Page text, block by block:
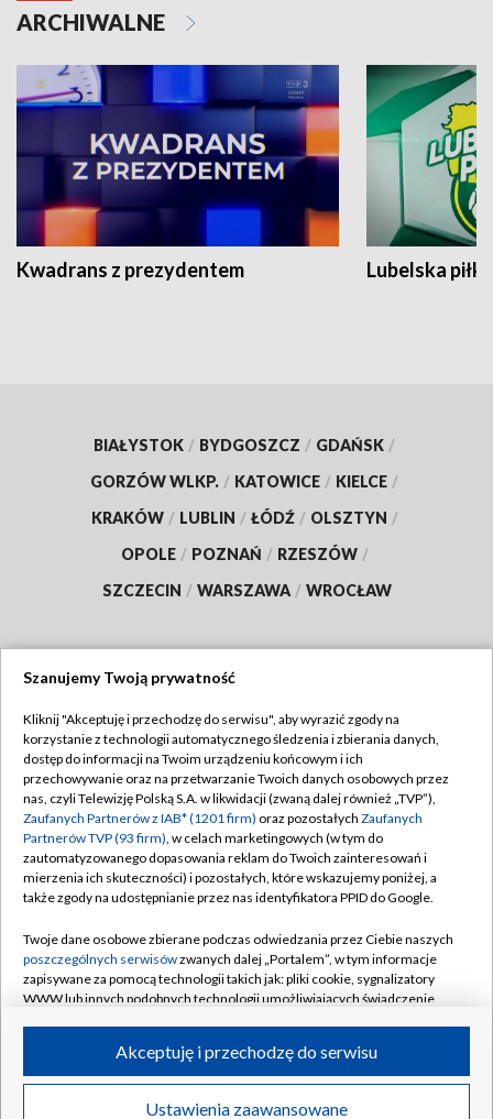
ARCHIWALNE
Kwadrans z prezydentem Lubelska piłka
BIAŁYSTOK / BYDGOSZCZ / GDAŃSK /
GORZÓW WLKP. / KATOWICE / KIELCE /
KRAKÓW / LUBLIN / ŁÓDŹ / OLSZTYN /
OPOLE / POZNAŃ / RZESZÓW /
SZCZECIN / WARSZAWA / WROCŁAW
TVP
Abonament TVP
Emisja w TVP
Centrum informacji TVP
Naziemna Telewizja Cyfrowa
Rada Programowa
System NOS
Informacje o nadawcy
Program dla prasy
Regulamin TVP
Polityka prywatności
Moje zgody
Pomoc
Kontakt
Kanały
©2026 Telewizja Polska S.A. w likwidacji
Szanujemy Twoją prywatność
Kliknij "Akceptuję i przechodzę do serwisu", aby wyrazić zgody na
korzystanie z technologii automatycznego śledzenia i zbierania danych,
dostęp do informacji na Twoim urządzeniu końcowym i ich
przechowywanie oraz na przetwarzanie Twoich danych osobowych przez
nas, czyli Telewizję Polską S.A. w likwidacji (zwaną dalej również „TVP”),
Zaufanych Partnerów z IAB* (1201 firm) oraz pozostałych Zaufanych
Partnerów TVP (93 firm), w celach marketingowych (w tym do
zautomatyzowanego dopasowania reklam do Twoich zainteresowań i
mierzenia ich skuteczności) i pozostałych, które wskazujemy poniżej, a
także zgody na udostępnianie przez nas identyfikatora PPID do Google.
Twoje dane osobowe zbierane podczas odwiedzania przez Ciebie naszych
poszczególnych serwisówzwanych dalej „Portalem”, w tym informacje
zapisywane za pomocą technologii takich jak: pliki cookie, sygnalizatory
WWW lub innych podobnych technologii umożliwiających świadczenie
ruchu w Internecie.
Twoje dane osobowe zbierane podczas odwiedzania przez Ciebie
Ustawienia zaawansowane
Akceptuję i przechodzę do serwisu